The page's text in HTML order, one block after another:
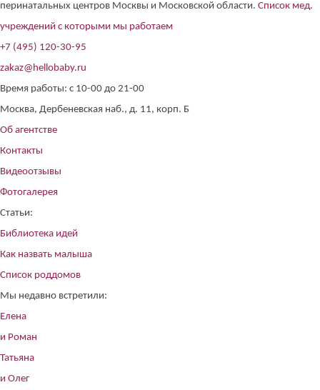
перинатальных центров Москвы и Московской области. Список мед.
учреждений с которыми мы работаем
+7 (495) 120-30-95
zakaz@hellobaby.ru
Время работы: с 10-00 до 21-00
Москва, Дербеневская наб., д. 11, корп. Б
Об агентстве
Контакты
Видеоотзывы
Фотогалерея
Статьи:
Библиотека идей
Как назвать малыша
Список роддомов
Мы недавно встретили:
Елена
и Роман
Татьяна
и Олег